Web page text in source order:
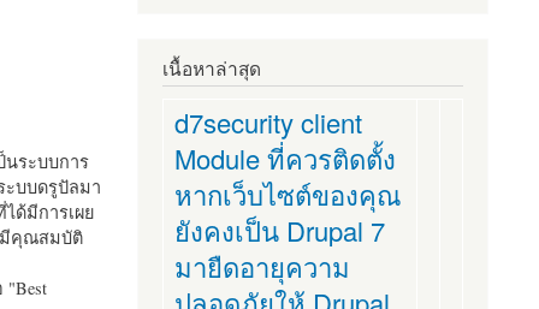
นระบบการ
ะบบดรูปัลมา
ด้มีการเผย
มีคุณสมบัติ
"Best
เนื้อหาล่าสุด
d7security client
Module ที่ควรติดตั้ง
หากเว็บไซต์ของคุณ
ยังคงเป็น Drupal 7
มายืดอายุความ